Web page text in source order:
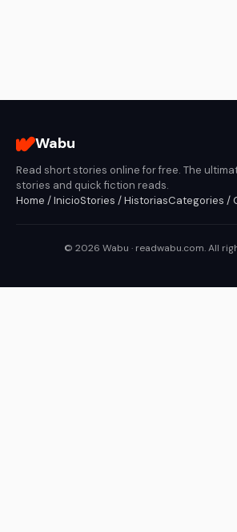
Wabu
Read short stories online for free. The
stories and quick fiction reads.
Home / InicioStories / HistoriasCategories /
© 2026 Wabu · readwabu.com. All